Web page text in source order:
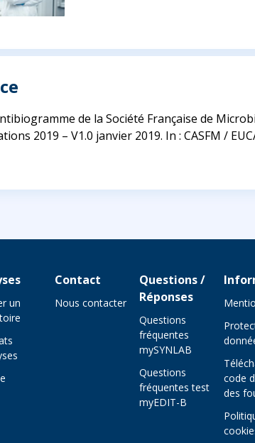
de la Société Française de
2019 – V1.0 janvier 2019. In : CASFM /
un
Contact
Nous contacter
Questions /
Réponses
Questions
fréquentes
mySYNLAB
Questions
fréquentes test
myEDIT-B
code
des